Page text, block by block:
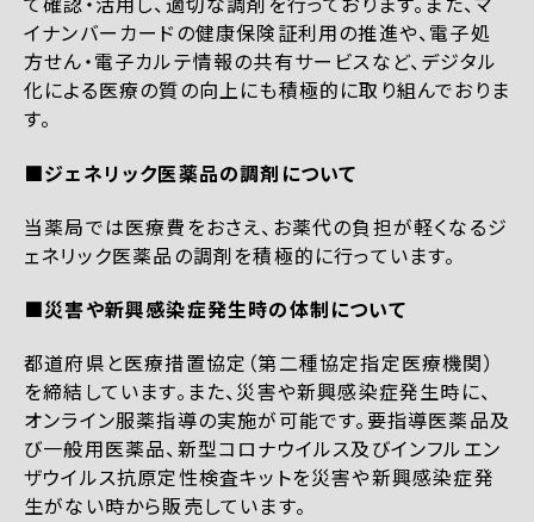
イナンバーカードの健康保険証利用の推進や、電子処
方せん・電子カルテ情報の共有サービスなど、デジタル
化による医療の質の向上にも積極的に取り組んでおりま
す。
■ジェネリック医薬品の調剤について
当薬局では医療費をおさえ、お薬代の負担が軽くなるジ
ェネリック医薬品の調剤を積極的に行っています。
■災害や新興感染症発生時の体制について
都道府県と医療措置協定（第二種協定指定医療機関）
を締結しています。また、災害や新興感染症発生時に、
オンライン服薬指導の実施が可能です。要指導医薬品及
び一般用医薬品、新型コロナウイルス及びインフルエン
ザウイルス抗原定性検査キットを災害や新興感染症発
生がない時から販売しています。